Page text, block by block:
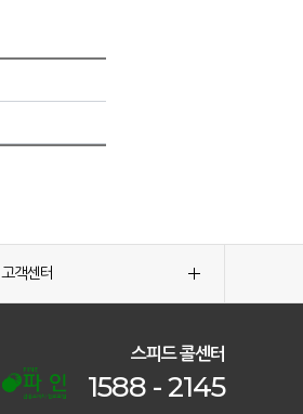
고객센터
스피드 콜센터
1588 - 2145